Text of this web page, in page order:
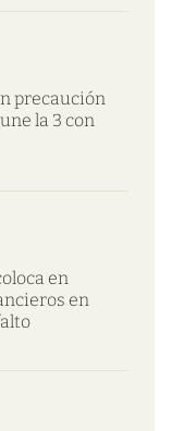
precaución
la 3 con
en
en